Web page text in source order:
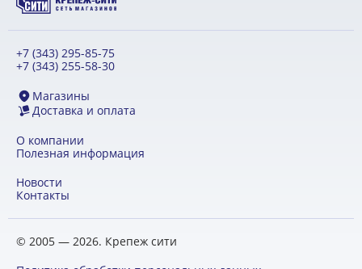
+7 (343) 295-85-75
+7 (343) 255-58-30
Магазины
Доставка и оплата
О компании
Полезная информация
Новости
Контакты
© 2005 — 2026. Крепеж сити